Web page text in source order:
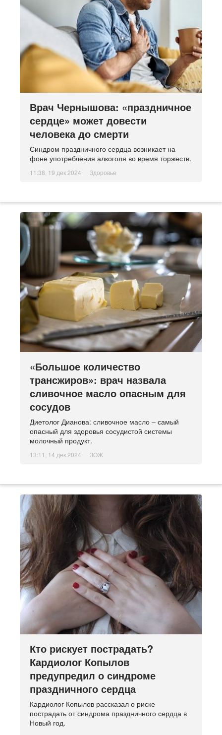
Врач Чернышова: «праздничное
сердце» может довести
человека до смерти
Синдром праздничного сердца возникает на
фоне употребления алкоголя во время торжеств.
11:38, 19 дек 2024 Здоровье
«Большое количество
трансжиров»: врач назвала
сливочное масло опасным для
сосудов
Диетолог Дианова: сливочное масло – самый
опасный для здоровья сосудистой системы
молочный продукт.
13:11, 14 дек 2024 ЗОЖ
Кто рискует пострадать?
Кардиолог Копылов
предупредил о синдроме
праздничного сердца
Кардиолог Копылов рассказал о риске
пострадать от синдрома праздничного сердца в
Новый год.